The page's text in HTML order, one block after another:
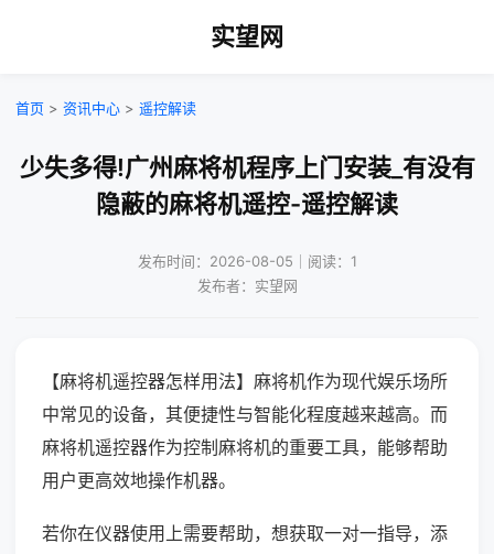
实望网
首页 > 资讯中心 > 遥控解读
少失多得!广州麻将机程序上门安装_有没有
隐蔽的麻将机遥控-遥控解读
发布时间：2026-08-05｜阅读：1
发布者：实望网
【麻将机遥控器怎样用法】麻将机作为现代娱乐场所
中常见的设备，其便捷性与智能化程度越来越高。而
麻将机遥控器作为控制麻将机的重要工具，能够帮助
用户更高效地操作机器。
若你在仪器使用上需要帮助，想获取一对一指导，添